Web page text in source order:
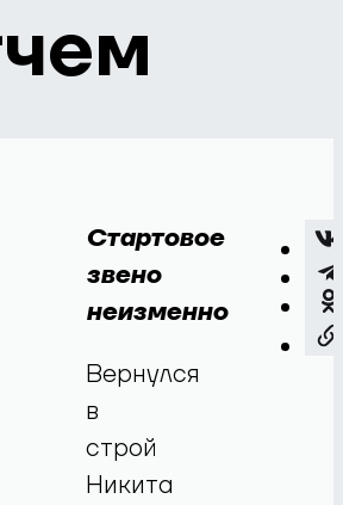
Стартовое
звено
неизменно
Вернулся
в
строй
Никита